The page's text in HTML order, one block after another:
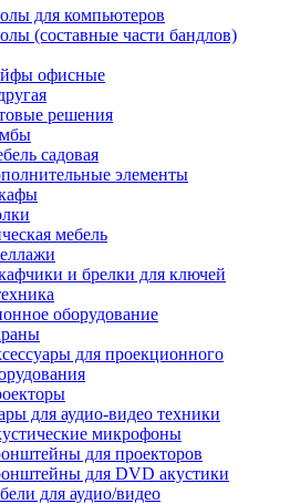
для компьютеров
(составные части бандлов)
офисные
решения
садовая
элементы
мебель
и брелки для ключей
оборудование
для проекционного
для аудио-видео техники
микрофоны
для проекторов
для DVD акустики
для аудио/видео